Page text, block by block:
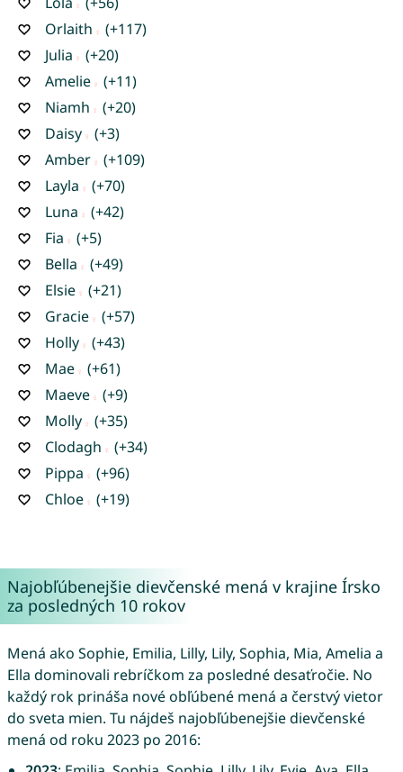
Orlaith
(+117)
Julia
(+20)
Amelie
(+11)
Niamh
(+20)
Daisy
(+3)
Amber
(+109)
Layla
(+70)
Luna
(+42)
Fia
(+5)
Bella
(+49)
Elsie
(+21)
Gracie
(+57)
Holly
(+43)
Mae
(+61)
Maeve
(+9)
Molly
(+35)
Clodagh
(+34)
Pippa
(+96)
Chloe
(+19)
Najobľúbenejšie dievčenské mená v krajine Írsko
za posledných 10 rokov
Mená ako Sophie, Emilia, Lilly, Lily, Sophia, Mia, Amelia a
Ella dominovali rebríčkom za posledné desaťročie. No
každý rok prináša nové obľúbené mená a čerstvý vietor
do sveta mien. Tu nájdeš najobľúbenejšie dievčenské
mená od roku 2023 po 2016: